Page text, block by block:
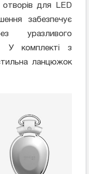
для LED
забезпечує
уразливого
У комплекті з
ланцюжок